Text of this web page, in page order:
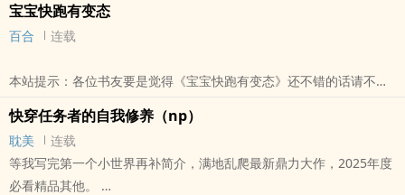
宝宝快跑有变态
百合 连载
本站提示：各位书友要是觉得《宝宝快跑有变态》还不错的话请不要
忘记向您QQ群和微博里的朋友推荐哦！
快穿任务者的自我修养（np）
耽美
连载
等我写完第一个小世界再补简介，满地乱爬最新鼎力大作，2025年度
必看精品其他。